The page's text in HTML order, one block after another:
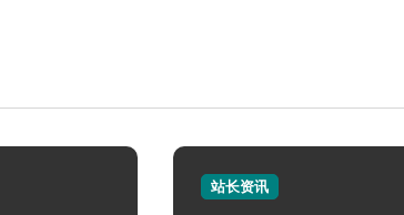
站长资讯